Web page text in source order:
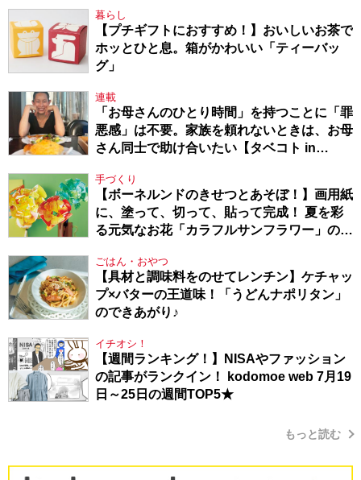
暮らし
【プチギフトにおすすめ！】おいしいお茶で
ホッとひと息。箱がかわいい「ティーバッ
グ」
連載
「お母さんのひとり時間」を持つことに「罪
悪感」は不要。家族を頼れないときは、お母
さん同士で助け合いたい【タベコト in
手づくり
【ボーネルンドのきせつとあそぼ！】画用紙
に、塗って、切って、貼って完成！ 夏を彩
る元気なお花「カラフルサンフラワー」の作
ごはん・おやつ
【具材と調味料をのせてレンチン】ケチャッ
プ×バターの王道味！「うどんナポリタン」
のできあがり♪
イチオシ！
【週間ランキング！】NISAやファッション
の記事がランクイン！ kodomoe web 7月19
日～25日の週間TOP5★
もっと読む